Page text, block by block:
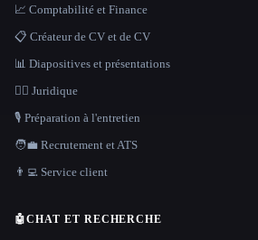
📈 Comptabilité et Finance
📋 Créateur de CV et de CV
📊 Diapositives et présentations
👩‍⚖️ Juridique
🎙️ Préparation à l'entretien
🧑‍💼 Recrutement et ATS
👨‍💻 Service client
🤖CHAT ET RECHERCHE